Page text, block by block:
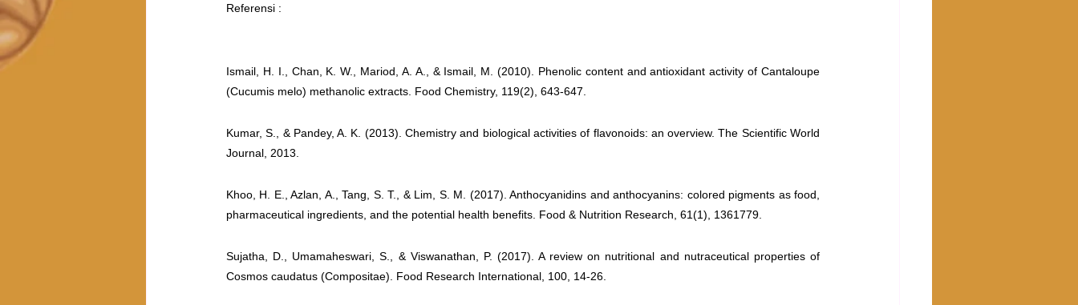
Referensi :
Ismail, H. I., Chan, K. W., Mariod, A. A., & Ismail, M. (2010). Phenolic content and antioxidant activity of Cantaloupe
(Cucumis melo) methanolic extracts. Food Chemistry, 119(2), 643-647.
Kumar, S., & Pandey, A. K. (2013). Chemistry and biological activities of flavonoids: an overview. The Scientific World
Journal, 2013.
Khoo, H. E., Azlan, A., Tang, S. T., & Lim, S. M. (2017). Anthocyanidins and anthocyanins: colored pigments as food,
pharmaceutical ingredients, and the potential health benefits. Food & Nutrition Research, 61(1), 1361779.
Sujatha, D., Umamaheswari, S., & Viswanathan, P. (2017). A review on nutritional and nutraceutical properties of
Cosmos caudatus (Compositae). Food Research International, 100, 14-26.